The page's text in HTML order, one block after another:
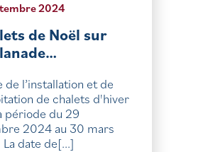
2024
de Noël sur
de l’installation et de
de chalets d'hiver
période du 29
2024 au 30 mars
date de[...]